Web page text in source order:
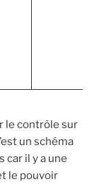
le contrôle sur
un schéma
car il y a une
le pouvoir